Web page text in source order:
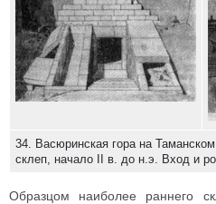
34. Васюринская гора на
склеп, начало II в. до н.э. Вход и
Образцом наиболее раннего